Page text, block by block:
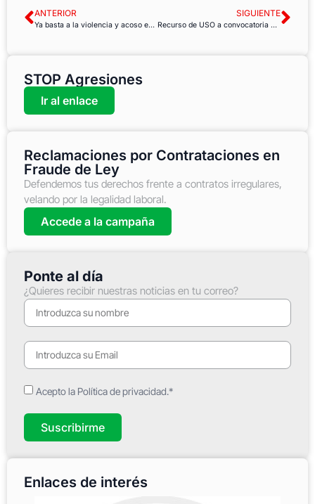
ANTERIOR
Ya basta a la violencia y acoso en el mundo del trabajo de los servicios públicos
SIGUIENTE
Recurso de USO a convocatoria de interinos en Bomberos en Soria
STOP Agresiones
Ir al enlace
Reclamaciones por Contrataciones en
Fraude de Ley
Defendemos tus derechos frente a contratos irregulares,
velando por la legalidad laboral.
Accede a la campaña
Ponte al día
¿Quieres recibir nuestras noticias en tu correo?
Acepto la Política de privacidad.*
Suscribirme
Enlaces de interés